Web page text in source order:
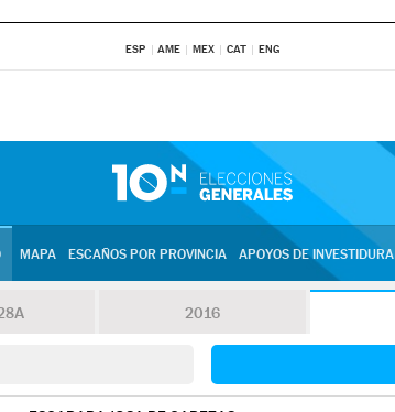
ESP AME MEX CAT ENG
MAPA ESCAÑOS POR PROVINCIA APOYOS DE INVESTIDURA
2016